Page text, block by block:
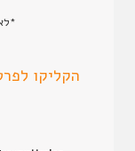
הקליקו